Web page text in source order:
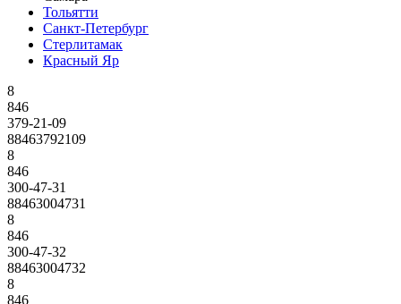
Тольятти
Санкт-Петербург
Стерлитамак
Красный Яр
8
846
379-21-09
88463792109
8
846
300-47-31
88463004731
8
846
300-47-32
88463004732
8
846